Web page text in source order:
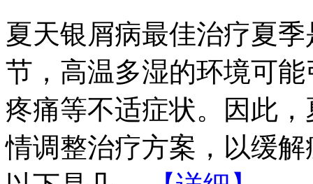
夏天银屑病最佳治疗夏
节，高温多湿的环境可
疼痛等不适症状。因此
情调整治疗方案，以缓